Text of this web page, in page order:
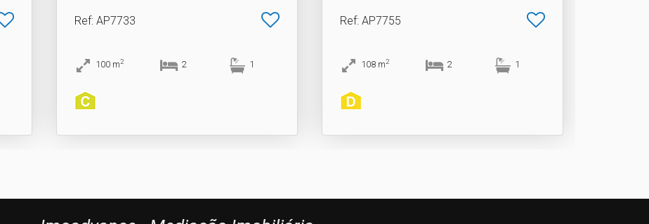
Ref: AP7733
100 m2 2 1
Ref: AP7755
108 m2 2 1